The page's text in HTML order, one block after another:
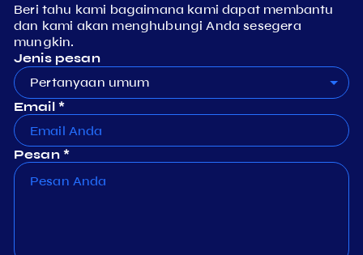
Beri tahu kami bagaimana kami dapat membantu
dan kami akan menghubungi Anda sesegera
mungkin.
Jenis pesan
Pertanyaan umum
Email *
Pesan *